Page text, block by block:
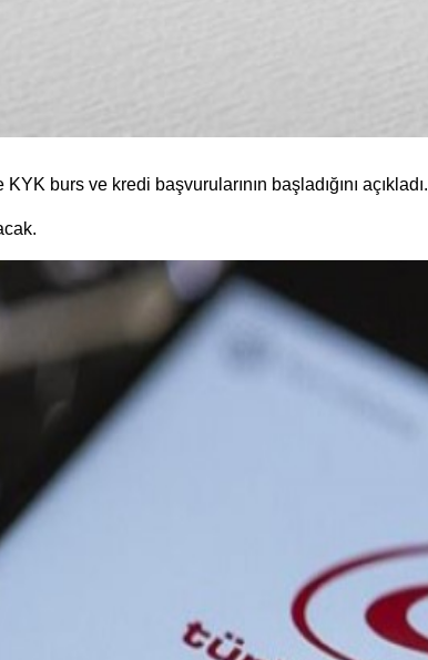
burs ve kredi başvurularının başladığını açıkladı.